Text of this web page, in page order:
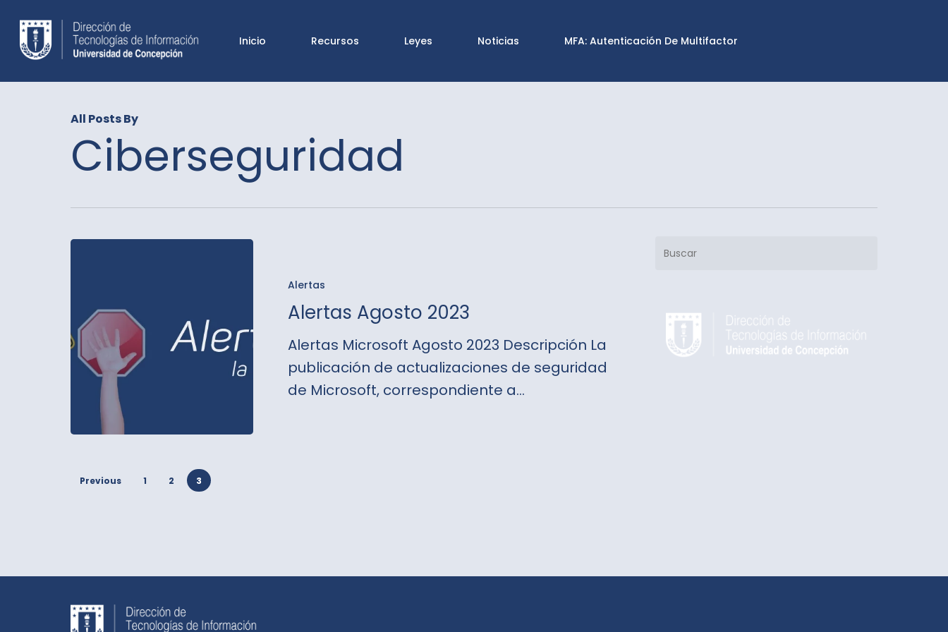
main
content
Inicio Recursos Leyes Noticias MFA: Autenticación De Multifactor
All Posts By
Ciberseguridad
Alertas
Alertas Agosto 2023
Alertas Microsoft Agosto 2023 Descripción La
publicación de actualizaciones de seguridad
de Microsoft, correspondiente a…
Previous 1 2 3